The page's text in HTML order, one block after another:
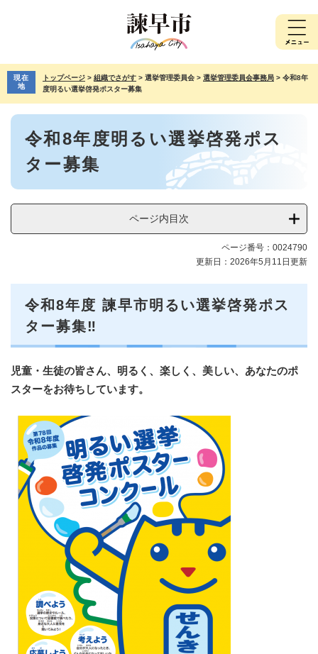
先
で
を
ば
現在
地
トップページ > 組織でさがす > 選挙管理委員会 > 選挙管理委員会事務局 > 令和8年
度明るい選挙啓発ポスター募集
本
令和8年度明るい選挙啓発ポス
ター募集
ページ内目次
ページ番号：0024790
更新日：2026年5月11日更新
令和8年度 諫早市明るい選挙啓発ポス
ター募集‼
児童・生徒の皆さん、明るく、楽しく、美しい、あなたのポ
スターをお待ちしています。